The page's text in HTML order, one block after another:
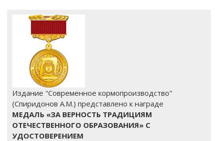
Издание "Современное кормопроизводство"
(Спиридонов А.М.) представлено к награде
МЕДАЛЬ «ЗА ВЕРНОСТЬ ТРАДИЦИЯМ
ОТЕЧЕСТВЕННОГО ОБРАЗОВАНИЯ» С
УДОСТОВЕРЕНИЕМ